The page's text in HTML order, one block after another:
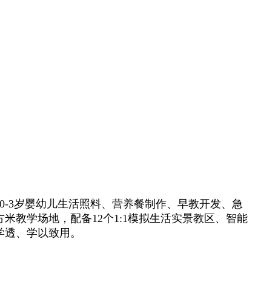
岁婴幼儿生活照料、营养餐制作、早教开发、急
教学场地，配备12个1:1模拟生活实景教区、智能
、学以致用。